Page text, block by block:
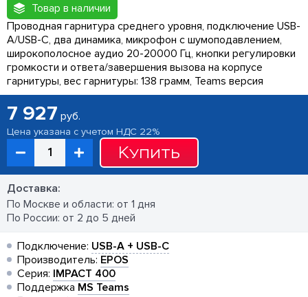
Товар в наличии
Проводная гарнитура среднего уровня, подключение USB-
A/USB-C, два динамика, микрофон с шумоподавлением,
широкополосное аудио 20-20000 Гц, кнопки регулировки
громкости и ответа/завершения вызова на корпусе
гарнитуры, вес гарнитуры: 138 грамм, Teams версия
7 927 руб.
Цена указана с учетом НДС 22%
Купить
Доставка:
По Москве и области: от 1 дня
По России: от 2 до 5 дней
Подключение: USB-A + USB-C
Производитель: EPOS
Серия: IMPACT 400
Поддержка MS Teams